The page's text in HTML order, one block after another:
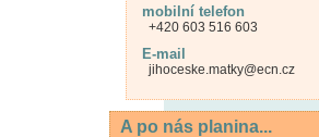
mobilní telefon
+420 603 516 603
E-mail
jihoceske.matky@ecn.cz
A po nás planina...